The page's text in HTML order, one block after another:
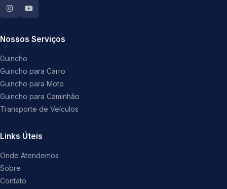
Nossos Serviços
Guincho
Guincho para Carro
Guincho para Moto
Guincho para Caminhão
Transporte de Veículos
Links Úteis
Onde Atendemos
Sobre
Contato